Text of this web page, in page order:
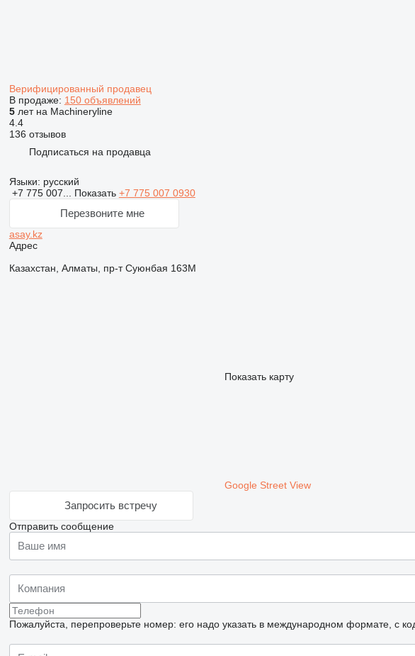
Верифицированный продавец
В продаже: 150 объявлений
5лет на Machineryline
4.4
136 отзывов
Подписаться на продавца
Языки: русский
+7 775 007... Показать +7 775 007 0930
Перезвоните мне
asay.kz
Адрес
Казахстан, Алматы, пр-т Суюнбая 163М
Показать карту
Google Street View
Запросить встречу
Отправить сообщение
Пожалуйста, перепроверьте номер: его надо указать в международном формате, с